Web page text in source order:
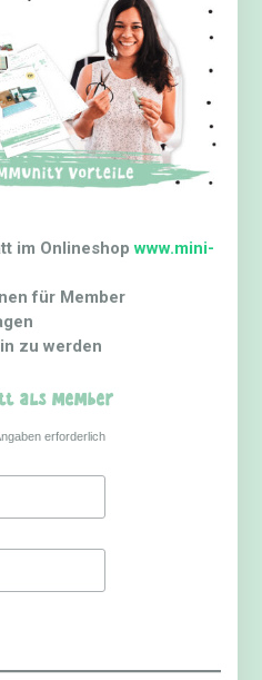
im Onlineshopwww.mini-
für Member
zu werden
als Member
erforderlich